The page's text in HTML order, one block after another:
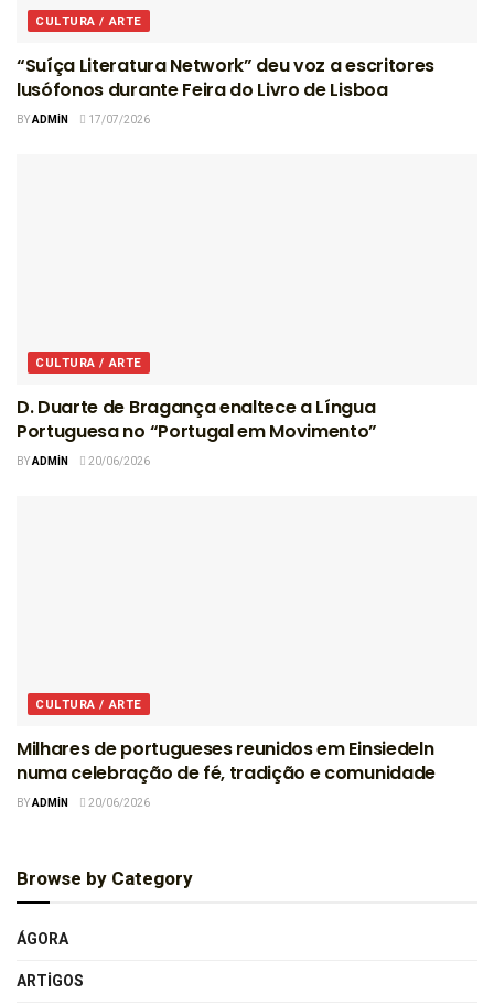
CULTURA / ARTE
“Suíça Literatura Network” deu voz a escritores
lusófonos durante Feira do Livro de Lisboa
BYADMIN 17/07/2026
CULTURA / ARTE
D. Duarte de Bragança enaltece a Língua
Portuguesa no “Portugal em Movimento”
BYADMIN 20/06/2026
CULTURA / ARTE
Milhares de portugueses reunidos em Einsiedeln
numa celebração de fé, tradição e comunidade
BYADMIN 20/06/2026
Browse by Category
ÁGORA
ARTIGOS